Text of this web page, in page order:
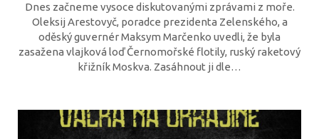
Dnes začneme vysoce diskutovanými zprávami z moře.
Oleksij Arestovyč, poradce prezidenta Zelenského, a
oděský guvernér Maksym Marčenko uvedli, že byla
zasažena vlajková loď Černomořské flotily, ruský raketový
křižník Moskva. Zasáhnout ji dle…